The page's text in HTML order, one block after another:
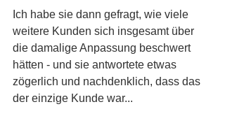
Ich habe sie dann gefragt, wie viele
weitere Kunden sich insgesamt über
die damalige Anpassung beschwert
hätten - und sie antwortete etwas
zögerlich und nachdenklich, dass das
der einzige Kunde war...